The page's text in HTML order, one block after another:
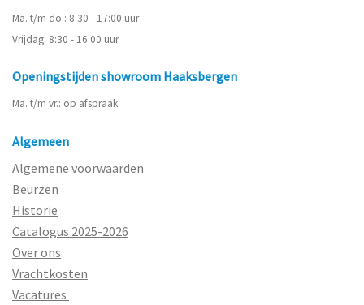
Ma. t/m do.: 8:30 - 17:00 uur
Vrijdag: 8:30 - 16:00 uur
Openingstijden showroom Haaksbergen
Ma. t/m vr.: op afspraak
Algemeen
Algemene voorwaarden
Beurzen
Historie
Catalogus 2025-2026
Over ons
Vrachtkosten
Vacatures